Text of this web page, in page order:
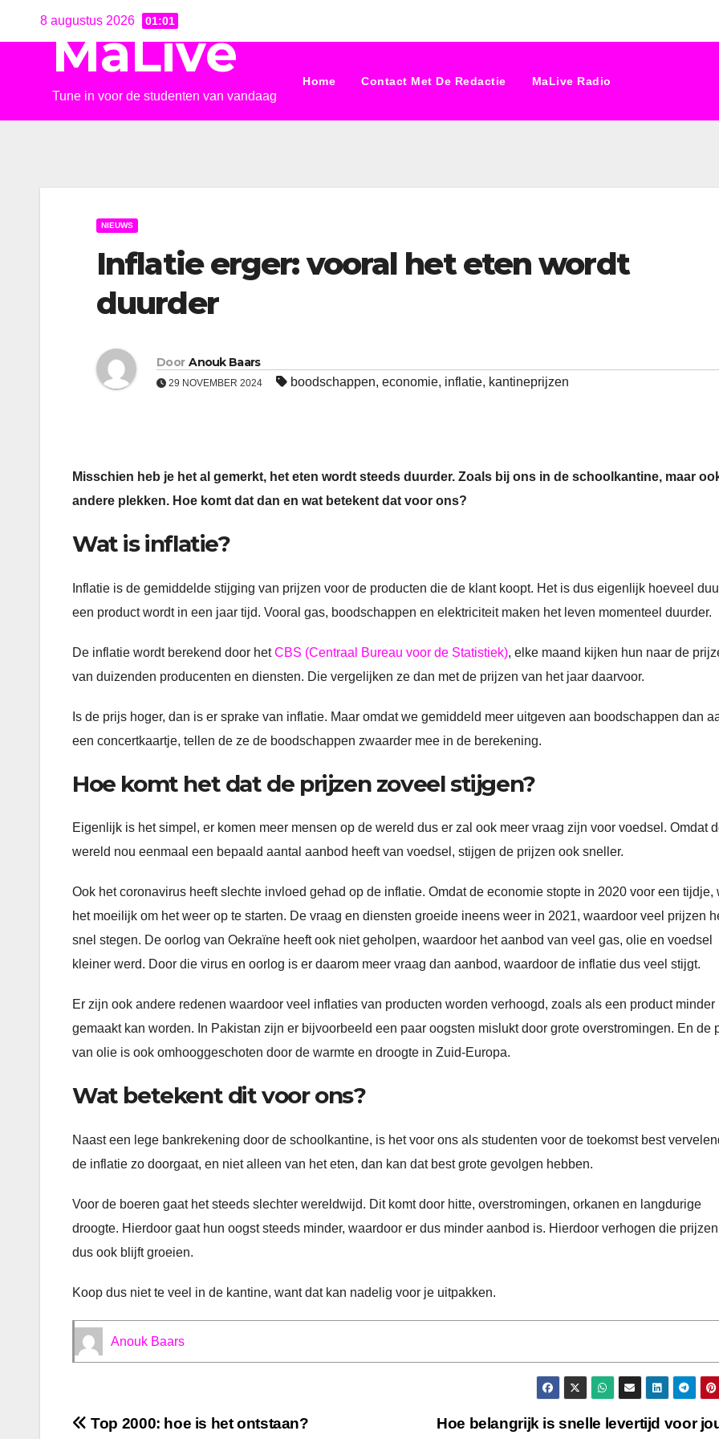
8 augustus 2026 01:01
MaLive
Tune in voor de studenten van vandaag
Home Contact Met De Redactie MaLive Radio
NIEUWS
Inflatie erger: vooral het eten wordt
duurder
Door Anouk Baars
29 NOVEMBER 2024 boodschappen, economie, inflatie, kantineprijzen
Misschien heb je het al gemerkt, het eten wordt steeds duurder. Zoals bij ons in de schoolkantine, maar
andere plekken. Hoe komt dat dan en wat betekent dat voor ons?
Wat is inflatie?
Inflatie is de gemiddelde stijging van prijzen voor de producten die de klant koopt. Het is dus eigenlijk hoeveel
een product wordt in een jaar tijd. Vooral gas, boodschappen en elektriciteit maken het leven momenteel duurder.
De inflatie wordt berekend door hetCBS (Centraal Bureau voor de Statistiek), elke maand kijken hun naar de
van duizenden producenten en diensten. Die vergelijken ze dan met de prijzen van het jaar daarvoor.
Is de prijs hoger, dan is er sprake van inflatie. Maar omdat we gemiddeld meer uitgeven aan boodschappen dan
een concertkaartje, tellen de ze de boodschappen zwaarder mee in de berekening.
Hoe komt het dat de prijzen zoveel stijgen?
Eigenlijk is het simpel, er komen meer mensen op de wereld dus er zal ook meer vraag zijn voor voedsel. Omdat
wereld nou eenmaal een bepaald aantal aanbod heeft van voedsel, stijgen de prijzen ook sneller.
Ook het coronavirus heeft slechte invloed gehad op de inflatie. Omdat de economie stopte in 2020 voor een tijdje,
het moeilijk om het weer op te starten. De vraag en diensten groeide ineens weer in 2021, waardoor veel prijzen
snel stegen. De oorlog van Oekraïne heeft ook niet geholpen, waardoor het aanbod van veel gas, olie en voedsel
kleiner werd. Door die virus en oorlog is er daarom meer vraag dan aanbod, waardoor de inflatie dus veel stijgt.
Er zijn ook andere redenen waardoor veel inflaties van producten worden verhoogd, zoals als een product minder
gemaakt kan worden. In Pakistan zijn er bijvoorbeeld een paar oogsten mislukt door grote overstromingen. En de
van olie is ook omhooggeschoten door de warmte en droogte in Zuid-Europa.
Wat betekent dit voor ons?
Naast een lege bankrekening door de schoolkantine, is het voor ons als studenten voor de toekomst best
de inflatie zo doorgaat, en niet alleen van het eten, dan kan dat best grote gevolgen hebben.
Voor de boeren gaat het steeds slechter wereldwijd. Dit komt door hitte, overstromingen, orkanen en langdurige
droogte. Hierdoor gaat hun oogst steeds minder, waardoor er dus minder aanbod is. Hierdoor verhogen die
dus ook blijft groeien.
Koop dus niet te veel in de kantine, want dat kan nadelig voor je uitpakken.
Anouk Baars
Bericht Hoe belangrijk is snelle levertijd voor
Top 2000: hoe is het ontstaan?